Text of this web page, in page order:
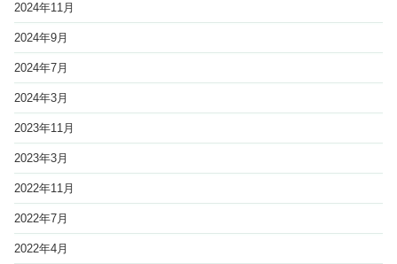
2024年11月
2024年9月
2024年7月
2024年3月
2023年11月
2023年3月
2022年11月
2022年7月
2022年4月